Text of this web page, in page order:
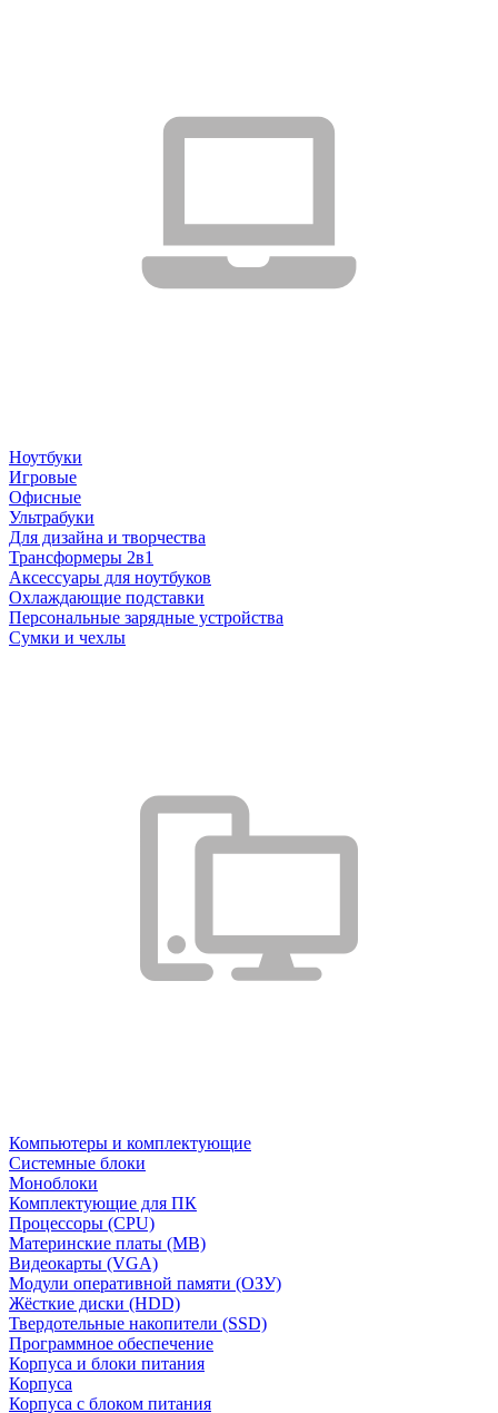
Ноутбуки
Игровые
Офисные
Ультрабуки
Для дизайна и творчества
Трансформеры 2в1
Аксессуары для ноутбуков
Охлаждающие подставки
Персональные зарядные устройства
Сумки и чехлы
Компьютеры и комплектующие
Системные блоки
Моноблоки
Комплектующие для ПК
Процессоры (CPU)
Материнские платы (MB)
Видеокарты (VGA)
Модули оперативной памяти (ОЗУ)
Жёсткие диски (HDD)
Твердотельные накопители (SSD)
Программное обеспечение
Корпуса и блоки питания
Корпуса
Корпуса с блоком питания